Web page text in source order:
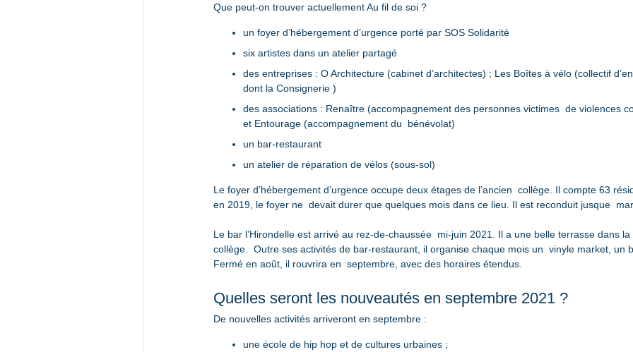
Que peut-on trouver actuellement Au fil de soi ?
un foyer d’hébergement d’urgence porté par SOS Solidarité
six artistes dans un atelier partagé
des entreprises : O Architecture (cabinet d’architectes) ; Les Boîtes à vélo (collectif
dont la Consignerie )
des associations : Renaître (accompagnement des personnes victimes  de violences
et Entourage (accompagnement du  bénévolat)
un bar-restaurant
un atelier de réparation de vélos (sous-sol)
Le foyer d’hébergement d’urgence occupe deux étages de l’ancien  collège. Il compte 63
en 2019, le foyer ne  devait durer que quelques mois dans ce lieu. Il est reconduit jusque
Le bar l’Hirondelle est arrivé au rez-de-chaussée  mi-juin 2021. Il a une belle terrasse dans la
collège.  Outre ses activités de bar-restaurant, il organise chaque mois un  vinyle market, un
Fermé en août, il rouvrira en  septembre, avec des horaires étendus.
Quelles seront les nouveautés en septembre 2021 ?
De nouvelles activités arriveront en septembre :
une école de hip hop et de cultures urbaines ;